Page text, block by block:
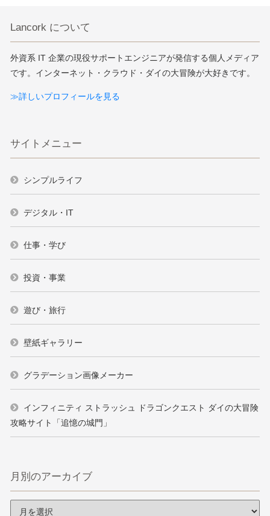
Lancork について
外資系 IT 企業の現役サポートエンジニアが発信する個人メディア
です。インターネット・クラウド・ダイの大冒険が大好きです。
≫詳しいプロフィールを見る
サイトメニュー
シンプルライフ
デジタル・IT
仕事・学び
投資・事業
遊び・旅行
壁紙ギャラリー
グラデーション画像メーカー
インフィニティ ストラッシュ ドラゴンクエスト ダイの大冒険
攻略サイト「追憶の城門」
月別のアーカイブ